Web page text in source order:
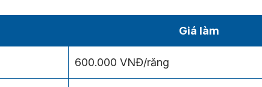
Giá làm
600.000 VNĐ/răng